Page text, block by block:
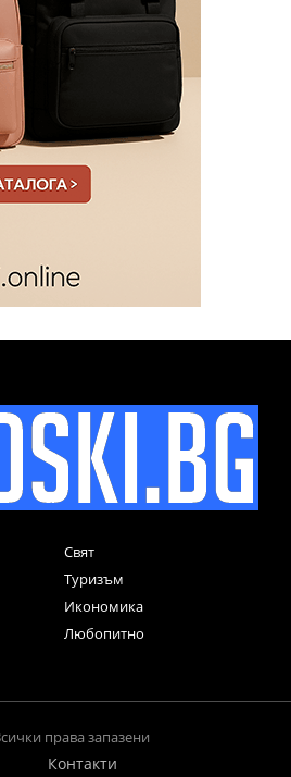
Свят
Туризъм
Икономика
Любопитно
права запазени
Контакти